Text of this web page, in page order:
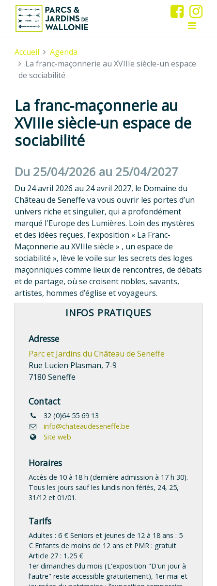
Accueil
Agenda
La franc-maçonnerie au XVIIIe siècle-un espace
de sociabilité
La franc-maçonnerie au
XVIIIe siècle-un espace de
sociabilité
Du 25/04/2026 au 25/04/2027
Du 24 avril 2026 au 24 avril 2027, le Domaine du
Château de Seneffe va vous ouvrir les portes d’un
univers riche et singulier, qui a profondément
marqué l'Europe des Lumières. Loin des mystères
et des idées reçues, l'exposition « La Franc-
Maçonnerie au XVIIIe siècle » , un espace de
sociabilité », lève le voile sur les secrets des loges
maçonniques comme lieux de rencontres, de débats
et de partage, où se croisent nobles, savants,
artistes, hommes d’église et voyageurs.
INFOS PRATIQUES
Adresse
Parc et Jardins du Château de Seneffe
Rue Lucien Plasman, 7-9
7180 Seneffe
Contact
32 (0)64 55 69 13
info@chateaudeseneffe.be
Site web
Horaires
Accès de 10 à 18 h (dernière admission à 17 h 30).
Tous les jours sauf les lundis non fériés, 24, 25,
31/12 et 01/01.
Tarifs
Adultes : 6 € Seniors et jeunes de 12 à 18 ans : 5
€ Enfants de moins de 12 ans et PMR : gratuit
Article 27 : 1,25 €
1er dimanches du mois (L'exposition "D'un jour à
l'autre" reste accessible gratuitement), 1er mai et